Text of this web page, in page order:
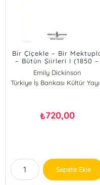
Bir Çiçekle – Bir
– Bütün Şiirleri I (1850 –
1862) (Ciltli)
Emily Dickinson
₺720,00
Sepete Ekle